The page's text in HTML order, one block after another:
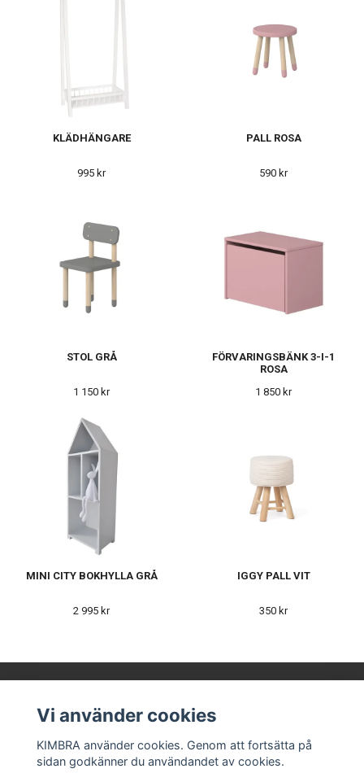
KLÄDHÄNGARE
995 kr
PALL ROSA
590 kr
STOL GRÅ
1 150 kr
FÖRVARINGSBÄNK 3-I-1
ROSA
1 850 kr
MINI CITY BOKHYLLA GRÅ
2 995 kr
IGGY PALL VIT
350 kr
KIMBRA AB
Våra leverantörer
Vi använder cookies
KIMBRA använder cookies. Genom att fortsätta på
sidan godkänner du användandet av cookies.